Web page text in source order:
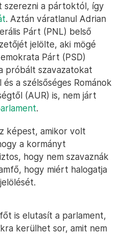
szerezni a pártoktól, így
. Aztán váratlanul Adrian
Párt (PNL) belső
jelölte, aki mögé
Párt (PSD)
próbált szavazatokat
a szélsőséges Románok
(AUR) is, nem járt
.
képest, amikor volt
a kormányt
hogy nem szavaznák
hogy miért halogatja
is elutasít a parlament,
kerülhet sor, amit nem